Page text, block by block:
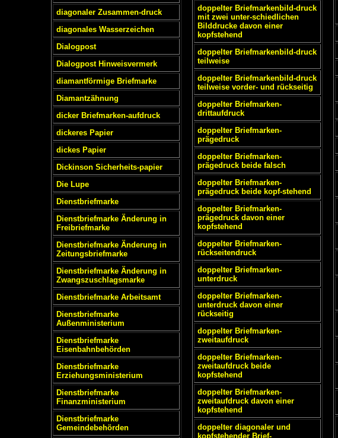
diagonaler Zusammen-druck
diagonales Wasserzeichen
Dialogpost
Dialogpost Hinweisvermerk
diamantförmige Briefmarke
Diamantzähnung
dicker Briefmarken-aufdruck
dickeres Papier
dickes Papier
Dickinson Sicherheits-papier
Die Lupe
Dienstbriefmarke
Dienstbriefmarke Änderung in
Freibriefmarke
Dienstbriefmarke Änderung in
Zeitungsbriefmarke
Dienstbriefmarke Änderung in
Zwangszuschlagsmarke
Dienstbriefmarke Arbeitsamt
Dienstbriefmarke
Außenministerium
Dienstbriefmarke
Eisenbahnbehörden
Dienstbriefmarke
Erziehungsministerium
Dienstbriefmarke
Finanzministerium
Dienstbriefmarke
Gemeindebehörden
doppelter Briefmarkenbild-druck
mit zwei unter-schiedlichen
Bilddrucke davon einer
kopfstehend
doppelter Briefmarkenbild-druck
teilweise
doppelter Briefmarkenbild-druck
teilweise vorder- und rückseitig
doppelter Briefmarken-
drittaufdruck
doppelter Briefmarken-
prägedruck
doppelter Briefmarken-
prägedruck beide falsch
doppelter Briefmarken-
prägedruck beide kopf-stehend
doppelter Briefmarken-
prägedruck davon einer
kopfstehend
doppelter Briefmarken-
rückseitendruck
doppelter Briefmarken-
unterdruck
doppelter Briefmarken-
unterdruck davon einer
rückseitig
doppelter Briefmarken-
zweitaufdruck
doppelter Briefmarken-
zweitaufdruck beide
kopfstehend
doppelter Briefmarken-
zweitaufdruck davon einer
kopfstehend
doppelter diagonaler und
kopfstehender Brief-